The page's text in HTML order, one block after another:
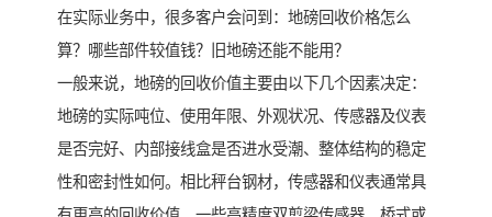
在实际业务中，很多客户会问到：地磅回收价格怎么
算？哪些部件较值钱？旧地磅还能不能用？
一般来说，地磅的回收价值主要由以下几个因素决定：
地磅的实际吨位、使用年限、外观状况、传感器及仪表
是否完好、内部接线盒是否进水受潮、整体结构的稳定
性和密封性如何。相比秤台钢材，传感器和仪表通常具